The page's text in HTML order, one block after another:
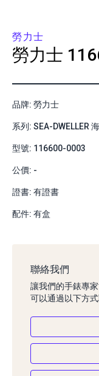
勞力士
勞力士
品牌: 勞力士
系列: SEA-DWELLER
型號: 116600-0003
公價: -
證書: 有證書
配件: 有盒
聯絡我們
讓我們的手錶專
可以通過以下方式